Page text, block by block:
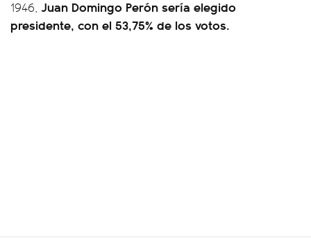
1946, Juan Domingo Perón sería elegido
presidente, con el 53,75% de los votos.